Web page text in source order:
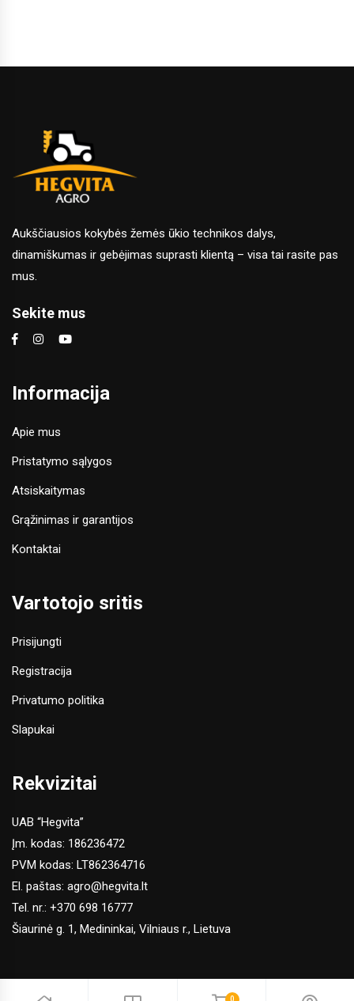
Aukščiausios kokybės žemės ūkio technikos dalys,
dinamiškumas ir gebėjimas suprasti klientą – visa tai rasite pas
mus.
Sekite mus
Informacija
Apie mus
Pristatymo sąlygos
Atsiskaitymas
Grąžinimas ir garantijos
Kontaktai
Vartotojo sritis
Prisijungti
Registracija
Privatumo politika
Slapukai
Rekvizitai
UAB “Hegvita”
Įm. kodas: 186236472
PVM kodas: LT862364716
El. paštas: agro@hegvita.lt
Tel. nr.: +370 698 16777
Šiaurinė g. 1, Medininkai, Vilniaus r., Lietuva
0